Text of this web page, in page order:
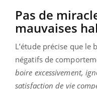
Pas de
mauvaises
L’étude précise que le
négatifs de
boire excessivement,
satisfaction de vie